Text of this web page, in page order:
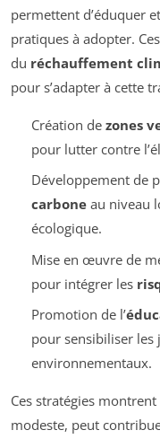
permettent d’éduquer
pratiques à adopter.
du réchauffement
pour s’adapter à cette
Création de zones
pour lutter contre
Développement de
carboneau niveau
écologique.
Mise en œuvre de
pour intégrer les
Promotion de l’
pour sensibiliser les
environnementaux.
Ces stratégies
modeste, peut